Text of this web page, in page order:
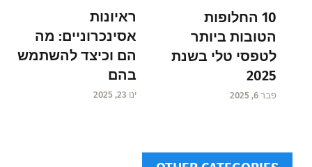
10 החלופות
הטובות ביותר
לטפסי טלי בשנת
2025
פבר 6, 2025
ראיונות
אסינכרוניים: מה
הם וכיצד להשתמש
בהם
ינו 23, 2025